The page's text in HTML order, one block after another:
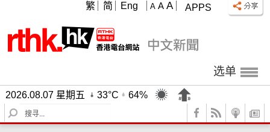
APPS
A A A
繁 简 Eng
选单
2026.08.07 星期五 33°C
64%
S
e